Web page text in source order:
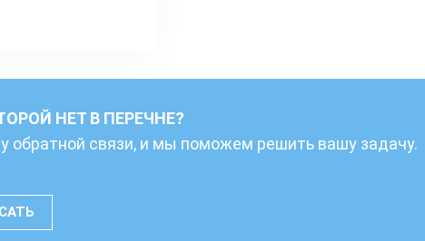
НЕТ В ПЕРЕЧНЕ?
обратной связи, и мы поможем решить вашу задачу.